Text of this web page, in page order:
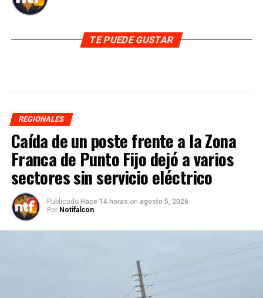
TE PUEDE GUSTAR
REGIONALES
Caída de un poste frente a la Zona
Franca de Punto Fijo dejó a varios
sectores sin servicio eléctrico
Publicado Hace 14 horas on agosto 5, 2026
Por Notifalcon